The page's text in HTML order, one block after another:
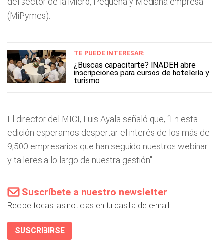
(MiPymes).
TE PUEDE INTERESAR:
¿Buscas capacitarte? INADEH abre
inscripciones para cursos de hotelería y
turismo
El director del MICI, Luis Ayala señaló que, “En esta
edición esperamos despertar el interés de los más de
9,500 empresarios que han seguido nuestros webinar
y talleres a lo largo de nuestra gestión".
Suscríbete a nuestro newsletter
Recibe todas las noticias en tu casilla de e-mail.
SUSCRIBIRSE